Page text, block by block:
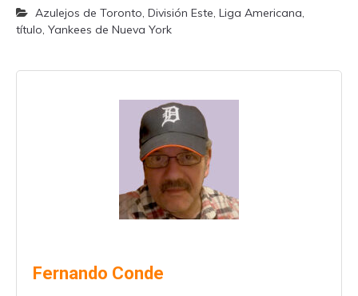
Azulejos de Toronto, División Este, Liga Americana,
título, Yankees de Nueva York
Fernando Conde